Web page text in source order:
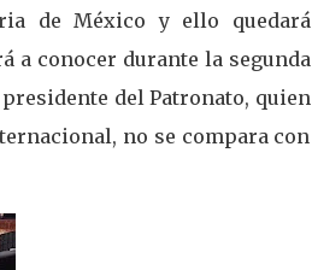
de México y ello quedará
a conocer durante la segunda
del Patronato, quien
no se compara con